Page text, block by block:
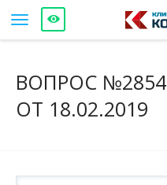
ВОПРОС №2854
ОТ 18.02.2019